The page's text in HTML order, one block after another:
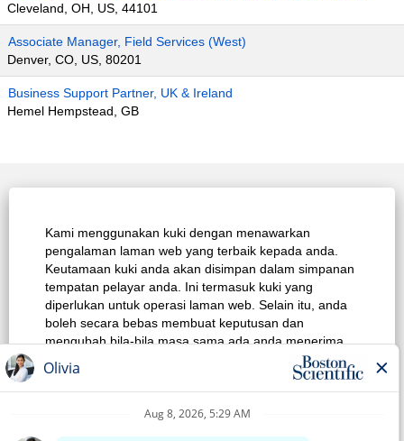
Kami menggunakan kuki dengan menawarkan
pengalaman laman web yang terbaik kepada anda.
Keutamaan kuki anda akan disimpan dalam simpanan
tempatan pelayar anda. Ini termasuk kuki yang
diperlukan untuk operasi laman web. Selain itu, anda
boleh secara bebas membuat keputusan dan
mengubah bila-bila masa sama ada anda menerima
kuki atau memilih untuk tidak mengikut kuki untuk
meningkatkan prestasi laman web, dan juga kuki yang
digunakan bagi memaparkan kandungan yang
disesuaikan dengan minat anda. Pengalaman anda
Cleveland, OH, US, 44101
Associate Manager, Field Services (West)
Denver, CO, US, 80201
Business Support Partner, UK & Ireland
Hemel Hempstead, GB
Carian Kerja Teratas
Lihat Semua Pekerjaan
Dasar Privasi
Notis Hak Cipta